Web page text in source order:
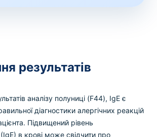
результатів
аналізу полуниці (F44), IgE є
діагностики алергічних реакцій
Підвищений рівень
(IgE) в крові може свідчити про